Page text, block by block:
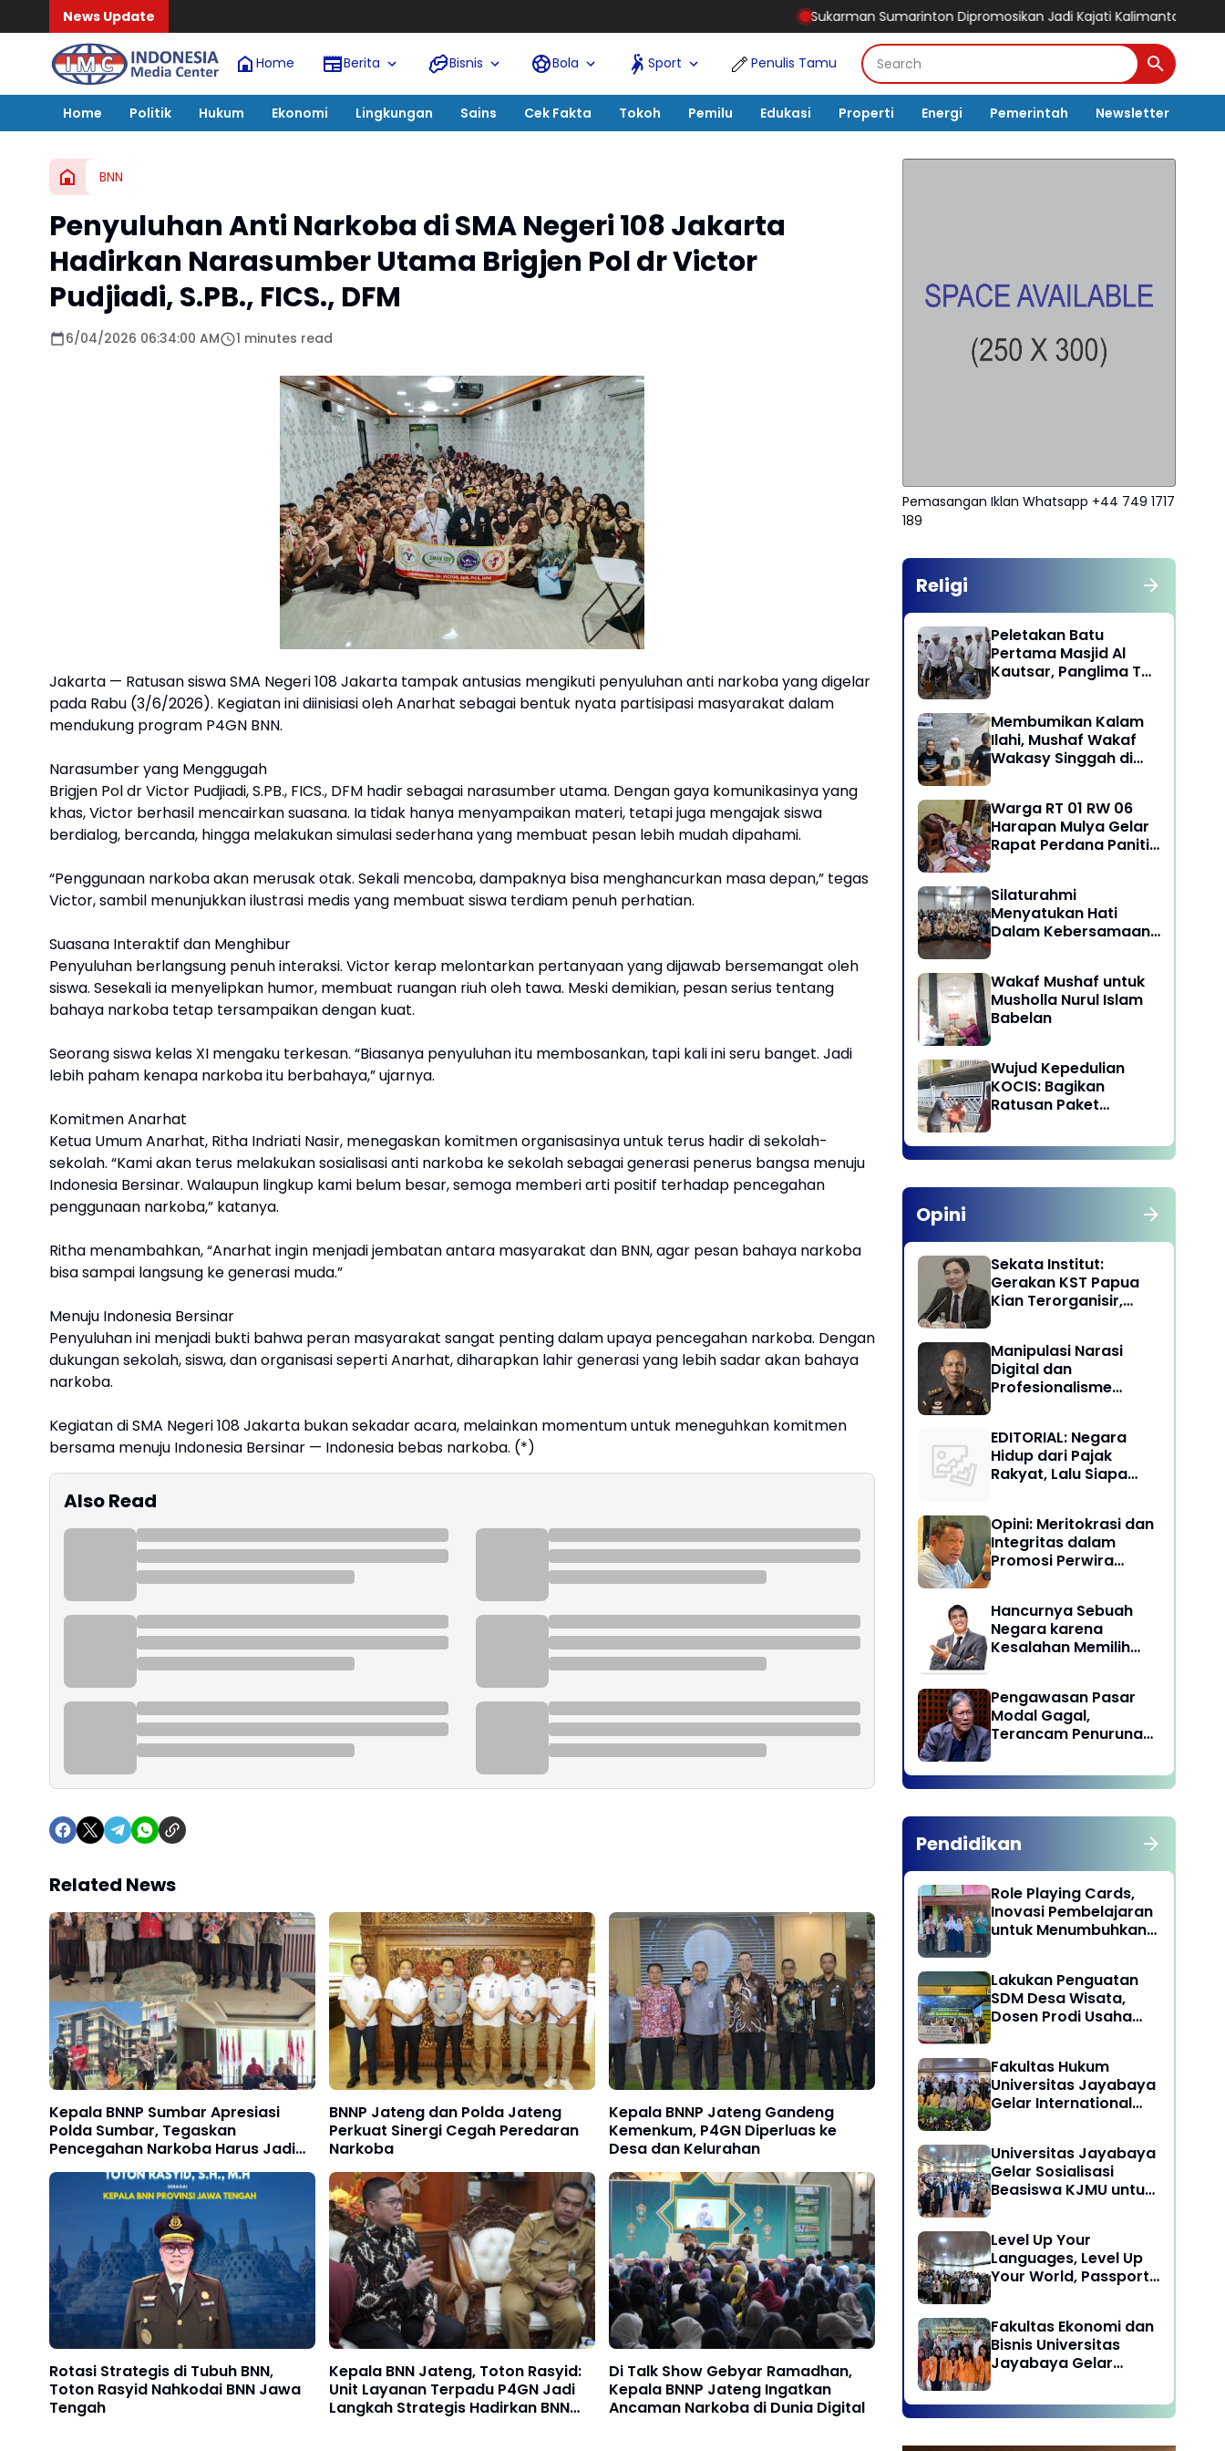
News Update Sukarman Sumarinton Dipromosikan Jadi Kajati Kalimantan Selatan, Bawa Pengalaman
Home Berita Bisnis Bola Sport Penulis Tamu
Home Politik Hukum Ekonomi Lingkungan Sains Cek Fakta Tokoh Pemilu Edukasi Properti Energi Pemerintah Newsletter
BNN
Penyuluhan Anti Narkoba di SMA Negeri 108 Jakarta
Hadirkan Narasumber Utama Brigjen Pol dr Victor
Pudjiadi, S.PB., FICS., DFM
6/04/2026 06:34:00 AM 1 minutes read
Jakarta — Ratusan siswa SMA Negeri 108 Jakarta tampak antusias mengikuti penyuluhan anti narkoba yang digelar
pada Rabu (3/6/2026). Kegiatan ini diinisiasi oleh Anarhat sebagai bentuk nyata partisipasi masyarakat dalam
mendukung program P4GN BNN.
Narasumber yang Menggugah
Brigjen Pol dr Victor Pudjiadi, S.PB., FICS., DFM hadir sebagai narasumber utama. Dengan gaya komunikasinya yang
khas, Victor berhasil mencairkan suasana. Ia tidak hanya menyampaikan materi, tetapi juga mengajak siswa
berdialog, bercanda, hingga melakukan simulasi sederhana yang membuat pesan lebih mudah dipahami.
“Penggunaan narkoba akan merusak otak. Sekali mencoba, dampaknya bisa menghancurkan masa depan,” tegas
Victor, sambil menunjukkan ilustrasi medis yang membuat siswa terdiam penuh perhatian.
Suasana Interaktif dan Menghibur
Penyuluhan berlangsung penuh interaksi. Victor kerap melontarkan pertanyaan yang dijawab bersemangat oleh
siswa. Sesekali ia menyelipkan humor, membuat ruangan riuh oleh tawa. Meski demikian, pesan serius tentang
bahaya narkoba tetap tersampaikan dengan kuat.
Seorang siswa kelas XI mengaku terkesan. “Biasanya penyuluhan itu membosankan, tapi kali ini seru banget. Jadi
lebih paham kenapa narkoba itu berbahaya,” ujarnya.
Komitmen Anarhat
Ketua Umum Anarhat, Ritha Indriati Nasir, menegaskan komitmen organisasinya untuk terus hadir di sekolah-
sekolah. “Kami akan terus melakukan sosialisasi anti narkoba ke sekolah sebagai generasi penerus bangsa menuju
Indonesia Bersinar. Walaupun lingkup kami belum besar, semoga memberi arti positif terhadap pencegahan
penggunaan narkoba,” katanya.
Ritha menambahkan, “Anarhat ingin menjadi jembatan antara masyarakat dan BNN, agar pesan bahaya narkoba
bisa sampai langsung ke generasi muda.”
Menuju Indonesia Bersinar
Penyuluhan ini menjadi bukti bahwa peran masyarakat sangat penting dalam upaya pencegahan narkoba. Dengan
dukungan sekolah, siswa, dan organisasi seperti Anarhat, diharapkan lahir generasi yang lebih sadar akan bahaya
narkoba.
Kegiatan di SMA Negeri 108 Jakarta bukan sekadar acara, melainkan momentum untuk meneguhkan komitmen
bersama menuju Indonesia Bersinar — Indonesia bebas narkoba. (*)
Also Read
Related News
Kepala BNNP Sumbar Apresiasi
Polda Sumbar, Tegaskan
Pencegahan Narkoba Harus Jadi
Prioritas
BNNP Jateng dan Polda Jateng
Perkuat Sinergi Cegah Peredaran
Narkoba
Kepala BNNP Jateng Gandeng
Kemenkum, P4GN Diperluas ke
Desa dan Kelurahan
Rotasi Strategis di Tubuh BNN,
Toton Rasyid Nahkodai BNN Jawa
Tengah
Kepala BNN Jateng, Toton Rasyid:
Unit Layanan Terpadu P4GN Jadi
Langkah Strategis Hadirkan BNN
Di Talk Show Gebyar Ramadhan,
Kepala BNNP Jateng Ingatkan
Ancaman Narkoba di Dunia Digital
Pemasangan Iklan Whatsapp +44 749 1717
189
Religi
Peletakan Batu
Pertama Masjid Al
Kautsar, Panglima TNI
Kebersamaan
Masyarakat
Membumikan Kalam
Ilahi, Mushaf Wakaf
Wakasy Singgah di
Barat
Warga RT 01 RW 06
Harapan Mulya Gelar
Rapat Perdana Panitia
Silaturahmi
Menyatukan Hati
Dalam Kebersamaan
Ekonomi Kreatif
Provinsi DKI Jakarta
Wakaf Mushaf untuk
Musholla Nurul Islam
Babelan
Wujud Kepedulian
KOCIS: Bagikan
Ratusan Paket
Anggota dan Kaum
Dhuafa
Opini
Sekata Institut:
Gerakan KST Papua
Kian Terorganisir,
Manipulasi Narasi
Digital dan
Profesionalisme
Social Media di
Indonesia
EDITORIAL: Negara
Hidup dari Pajak
Rakyat, Lalu Siapa
Opini: Meritokrasi dan
Integritas dalam
Promosi Perwira
Hancurnya Sebuah
Negara karena
Kesalahan Memilih
Pengawasan Pasar
Modal Gagal,
Terancam Penurunan
Pendidikan
Role Playing Cards,
Inovasi Pembelajaran
untuk Menumbuhkan
Lakukan Penguatan
SDM Desa Wisata,
Dosen Prodi Usaha
Pengabdian Kepada
Masyarakat di Desa
Wisata Sukamandi
Subang, Jawa Barat
Fakultas Hukum
Universitas Jayabaya
Gelar International
Undang Advokat di
Era Globalisasi
Universitas Jayabaya
Gelar Sosialisasi
Beasiswa KJMU untuk
Level Up Your
Languages, Level Up
Your World, Passport
Global Career in
Jayabaya University
Fakultas Ekonomi dan
Bisnis Universitas
Jayabaya Gelar
Kampus